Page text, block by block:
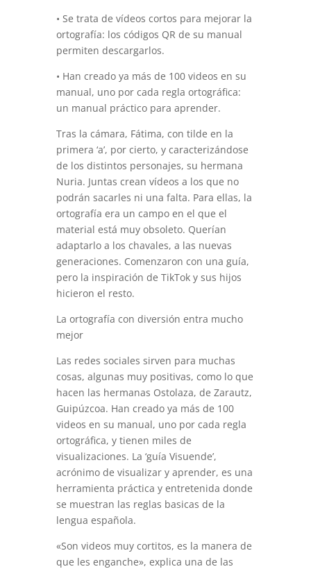
• Se trata de vídeos cortos para mejorar la
ortografía: los códigos QR de su manual
permiten descargarlos.
• Han creado ya más de 100 videos en su
manual, uno por cada regla ortográfica:
un manual práctico para aprender.
Tras la cámara, Fátima, con tilde en la
primera ‘a’, por cierto, y caracterizándose
de los distintos personajes, su hermana
Nuria. Juntas crean vídeos a los que no
podrán sacarles ni una falta. Para ellas, la
ortografía era un campo en el que el
material está muy obsoleto. Querían
adaptarlo a los chavales, a las nuevas
generaciones. Comenzaron con una guía,
pero la inspiración de TikTok y sus hijos
hicieron el resto.
La ortografía con diversión entra mucho
mejor
Las redes sociales sirven para muchas
cosas, algunas muy positivas, como lo que
hacen las hermanas Ostolaza, de Zarautz,
Guipúzcoa. Han creado ya más de 100
videos en su manual, uno por cada regla
ortográfica, y tienen miles de
visualizaciones. La ‘guía Visuende’,
acrónimo de visualizar y aprender, es una
herramienta práctica y entretenida donde
se muestran las reglas basicas de la
lengua española.
«Son videos muy cortitos, es la manera de
que les enganche», explica una de las